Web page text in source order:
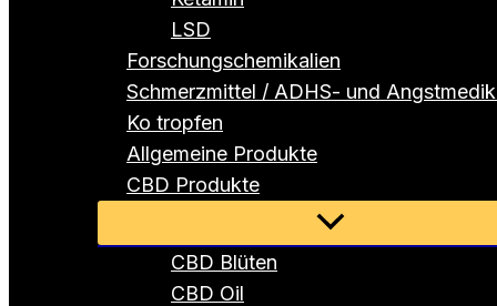
LSD
Forschungschemikalien
Schmerzmittel / ADHS- und
Ko tropfen
Allgemeine Produkte
CBD Produkte
Menü
umschalten
CBD Blüten
CBD Oil